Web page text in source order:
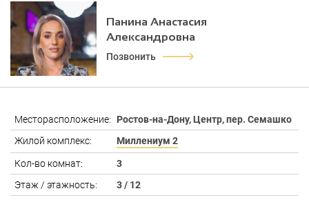
Панина Анастасия
Александровна
Позвонить
Месторасположение:
Ростов-на-Дону, Центр, пер. Семашко
Жилой комплекс:
Миллениум 2
Кол-во комнат:
3
Этаж / этажность:
3 / 12